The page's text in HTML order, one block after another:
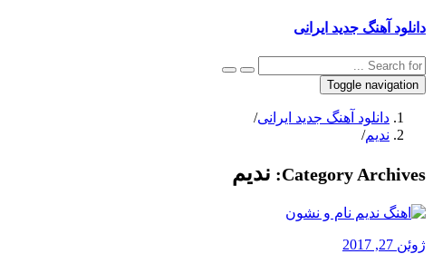
دانلود آهنگ جدید ایرانی
Toggle navigation
دانلود آهنگ جدید ایرانی/
ندیم/
Category Archives: ندیم
ژوئن 27, 2017